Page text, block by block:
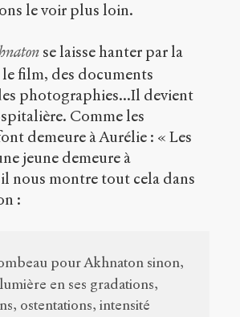
le voir plus loin.
se laisse hanter par la
le film, des documents
photographies...Il devient
Comme les
demeure à Aurélie : « Les
jeune demeure à
nous montre tout cela dans
:
pour Akhnaton sinon,
en ses gradations,
ostentations, intensité